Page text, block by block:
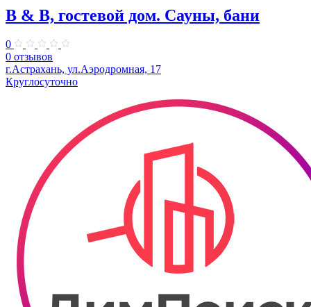
B & B, гостевой дом. Сауны, бани
0
0 отзывов
г.Астрахань, ул.Аэродромная, 17
Круглосуточно